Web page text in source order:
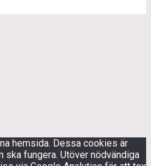
hemsida. Dessa cookies är
ska fungera. Utöver nödvändiga